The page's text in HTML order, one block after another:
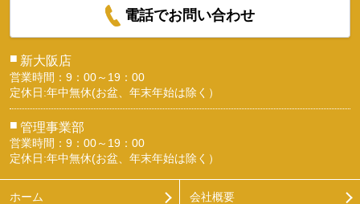
電話でお問い合わせ
■ 新大阪店
営業時間：9：00～19：00
定休日:年中無休(お盆、年末年始は除く）
■ 管理事業部
営業時間：9：00～19：00
定休日:年中無休(お盆、年末年始は除く）
ホーム 会社概要